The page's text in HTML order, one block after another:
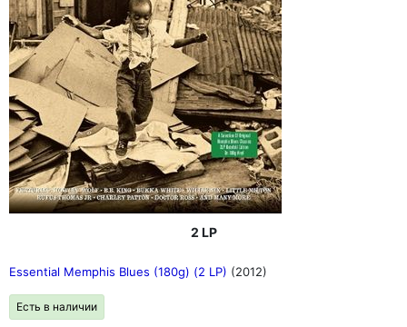
2 LP
Essential Memphis Blues (180g) (2 LP) (2012)
Есть в наличии